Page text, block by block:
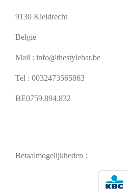
9130 Kieldrecht
België
Mail : info@thestylebar.be
Tel : 0032473565863
BE0759.894.832
Betaalmogelijkheden :